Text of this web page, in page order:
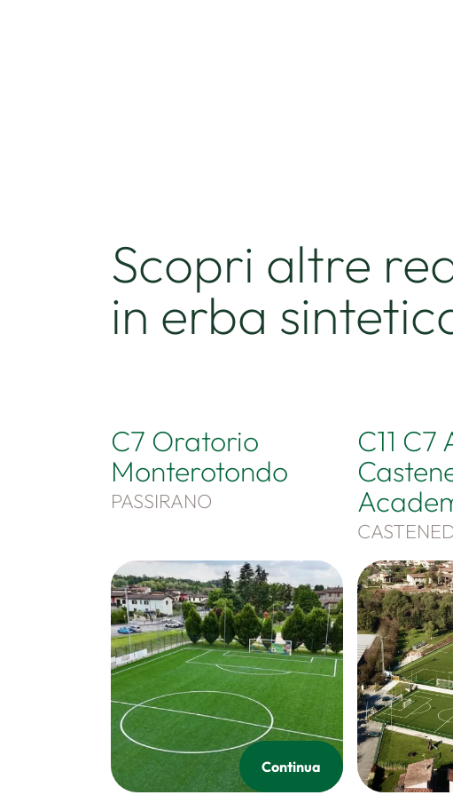
Scopri altre
in erba
C7 Oratorio
Monterotondo
PASSIRANO
Continua
C11 C7